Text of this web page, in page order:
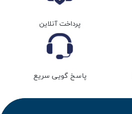
پرداخت آنلاین
پاسخ گویی سریع